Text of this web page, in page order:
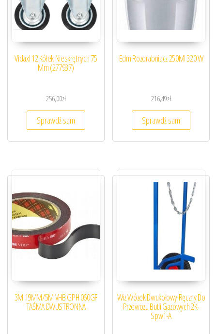
Vidaxl 12 Kółek Nieskrętnych 75
Mm (277937)
256,00zł
Sprawdź sam
Edm Rozdrabniacz 250Ml 320 W
216,49zł
Sprawdź sam
3M 19MM/5M VHB GPH 060GF
TAŚMA DWUSTRONNA
Wiz Wózek Dwukołowy Ręczny Do
Przewozu Butli Gazowych 2K-
Spw1-A